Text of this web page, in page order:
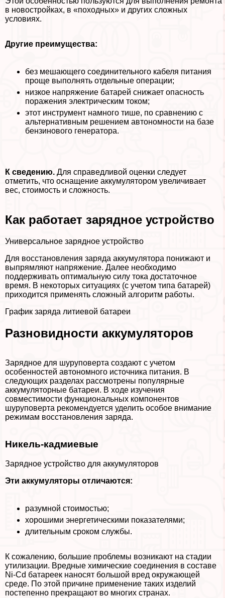
в новостройках, в «походных» и других сложных
условиях.
Другие преимущества:
без мешающего соединительного кабеля питания
проще выполнять отдельные операции;
низкое напряжение батарей снижает опасность
поражения электрическим током;
этот инструмент намного тише, по сравнению с
альтернативным решением автономности на базе
бензинового генератора.
К сведению. Для справедливой оценки следует
отметить, что оснащение аккумулятором увеличивает
вес, стоимость и сложность.
Как работает зарядное устройство
Универсальное зарядное устройство
Для восстановления заряда аккумулятора понижают и
выпрямляют напряжение. Далее необходимо
поддерживать оптимальную силу тока достаточное
время. В некоторых ситуациях (с учетом типа батарей)
приходится применять сложный алгоритм работы.
График заряда литиевой батареи
Разновидности аккумуляторов
Зарядное для шуруповерта создают с учетом
особенностей автономного источника питания. В
следующих разделах рассмотрены популярные
аккумуляторные батареи. В ходе изучения
совместимости функциональных компонентов
шуруповерта рекомендуется уделить особое внимание
режимам восстановления заряда.
Никель-кадмиевые
Зарядное устройство для аккумуляторов
Эти аккумуляторы отличаются:
разумной стоимостью;
хорошими энергетическими показателями;
длительным сроком службы.
К сожалению, большие проблемы возникают на стадии
утилизации. Вредные химические соединения в составе
Ni-Cd батареек наносят большой вред окружающей
среде. По этой причине применение таких изделий
постепенно прекращают во многих странах.